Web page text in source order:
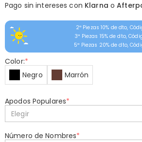
Pago sin intereses con Klarna o
2ª Piezas 10% de dto,
3ª Piezas 15% de dto,
5ª Piezas 20% de dto,
Color:*
Negro
Marrón
Apodos Populares*
Elegir
Número de Nombres*